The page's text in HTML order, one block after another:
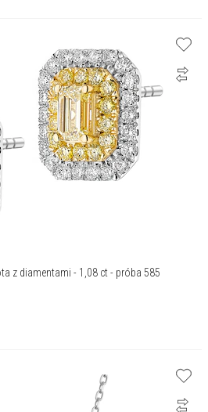
z diamentami - 1,08 ct - próba 585